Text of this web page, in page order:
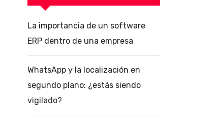
La importancia de un software
ERP dentro de una empresa
WhatsApp y la localización en
segundo plano: ¿estás siendo
vigilado?